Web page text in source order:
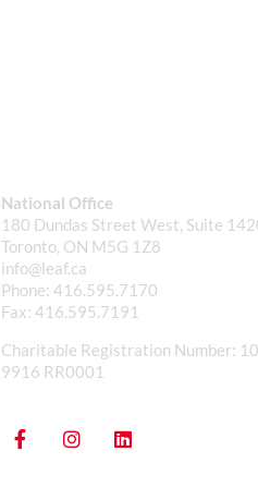
National Office
180 Dundas Street West, Suite
Toronto, ON M5G 1Z8
info@leaf.ca
Phone: 416.595.7170
Fax: 416.595.7191
Charitable Registration Number:
9916 RR0001